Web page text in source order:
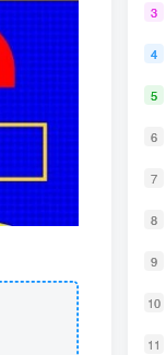
3
4
5
6
7
8
9
10
11